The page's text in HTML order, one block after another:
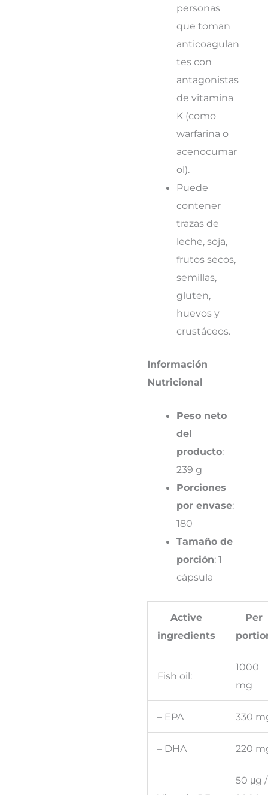
personas
que toman
anticoagulan
tes con
antagonistas
de vitamina
K (como
warfarina o
acenocumar
ol).
Puede
contener
trazas de
leche, soja,
frutos secos,
semillas,
gluten,
huevos y
crustáceos.
Información
Nutricional
Peso neto
del
producto:
239 g
Porciones
por envase:
180
Tamaño de
porción: 1
cápsula
Active
ingredients
Per
Fish oil:
1000
mg
– EPA 330
– DHA 220
50 μg /